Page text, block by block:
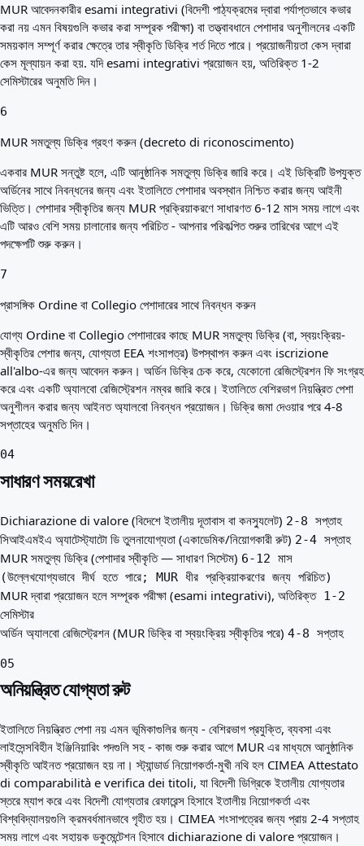
MUR আবেদনকারীর esami integrativi (বিদেশী পাঠ্যক্রমের দ্বারা পর্যাপ্তভাবে কভার
করা নয় এমন বিষয়গুলি কভার করা সম্পূরক পরীক্ষা) বা তত্ত্বাবধানে পেশাদার অনুশীলনের একটি
সময়কাল সম্পূর্ণ করার ক্ষেত্রে তার স্বীকৃতি ডিক্রি শর্ত দিতে পারে। প্রয়োজনীয়তা কেস দ্বারা
কেস মূল্যায়ন করা হয়. যদি esami integrativi প্রয়োজন হয়, অতিরিক্ত 1-2
সেমিস্টারের অনুমতি দিন।
6
MUR সমতুল্য ডিক্রি গ্রহণ করুন (decreto di riconoscimento)
একবার MUR সন্তুষ্ট হলে, এটি আনুষ্ঠানিক সমতুল্য ডিক্রি জারি করে। এই ডিক্রিটি উপযুক্ত
অর্ডিনের সাথে নিবন্ধনের জন্য এবং ইতালিতে পেশাদার অবস্থান নিশ্চিত করার জন্য আইনী
ভিত্তি। পেশাদার স্বীকৃতির জন্য MUR প্রক্রিয়াকরণে সাধারণত 6-12 মাস সময় লাগে এবং
এটি আরও বেশি সময় চালানোর জন্য পরিচিত - আপনার পরিকল্পিত শুরুর তারিখের আগে এই
পদক্ষেপটি শুরু করুন।
7
প্রাসঙ্গিক Ordine বা Collegio পেশাদারের সাথে নিবন্ধন করুন
যোগ্য Ordine বা Collegio পেশাদারের কাছে MUR সমতুল্য ডিক্রি (বা, স্বয়ংক্রিয়-
স্বীকৃতির পেশার জন্য, যোগ্যতা EEA শংসাপত্র) উপস্থাপন করুন এবং iscrizione
all'albo-এর জন্য আবেদন করুন। অর্ডিন ডিক্রি চেক করে, যেকোনো রেজিস্ট্রেশন ফি সংগ্রহ
করে এবং একটি অ্যালবো রেজিস্ট্রেশন নম্বর জারি করে। ইতালিতে বেশিরভাগ নিয়ন্ত্রিত পেশা
অনুশীলন করার জন্য আইনত অ্যালবো নিবন্ধন প্রয়োজন। ডিক্রি জমা দেওয়ার পরে 4-8
সপ্তাহের অনুমতি দিন।
04
সাধারণ সময়রেখা
Dichiarazione di valore (বিদেশে ইতালীয় দূতাবাস বা কনস্যুলেট) 2-8 সপ্তাহ
সিআইএমইএ অ্যাটেস্ট্যাটো ডি তুলনাযোগ্যতা (একাডেমিক/নিয়োগকারী রুট) 2-4 সপ্তাহ
MUR সমতুল্য ডিক্রি (পেশাদার স্বীকৃতি — সাধারণ সিস্টেম) 6-12 মাস
(উল্লেখযোগ্যভাবে দীর্ঘ হতে পারে; MUR ধীর প্রক্রিয়াকরণের জন্য পরিচিত)
MUR দ্বারা প্রয়োজন হলে সম্পূরক পরীক্ষা (esami integrativi), অতিরিক্ত 1-2
সেমিস্টার
অর্ডিন অ্যালবো রেজিস্ট্রেশন (MUR ডিক্রি বা স্বয়ংক্রিয় স্বীকৃতির পরে) 4-8 সপ্তাহ
05
অনিয়ন্ত্রিত যোগ্যতা রুট
ইতালিতে নিয়ন্ত্রিত পেশা নয় এমন ভূমিকাগুলির জন্য - বেশিরভাগ প্রযুক্তি, ব্যবসা এবং
লাইসেন্সবিহীন ইঞ্জিনিয়ারিং পদগুলি সহ - কাজ শুরু করার আগে MUR এর মাধ্যমে আনুষ্ঠানিক
স্বীকৃতি আইনত প্রয়োজন হয় না। স্ট্যান্ডার্ড নিয়োগকর্তা-মুখী নথি হল CIMEA Attestato
di comparabilità e verifica dei titoli, যা বিদেশী ডিগ্রিকে ইতালীয় যোগ্যতার
স্তরে ম্যাপ করে এবং বিদেশী যোগ্যতার রেফারেন্স হিসাবে ইতালীয় নিয়োগকর্তা এবং
বিশ্ববিদ্যালয়গুলি ক্রমবর্ধমানভাবে গৃহীত হয়। CIMEA শংসাপত্রের জন্য প্রায় 2-4 সপ্তাহ
সময় লাগে এবং সহায়ক ডকুমেন্টেশন হিসাবে dichiarazione di valore প্রয়োজন।